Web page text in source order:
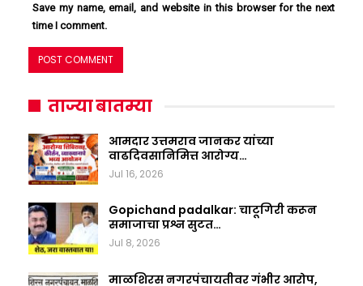
Save my name, email, and website in this browser for the next
time I comment.
ताज्या बातम्या
आमदार उत्तमराव जानकर यांच्या
वाढदिवसानिमित्त आरोग्य…
Jul 16, 2026
Gopichand padalkar: चाटूगिरी करून
समाजाचा प्रश्न सुटत…
Jul 8, 2026
माळशिरस नगरपंचायतीवर गंभीर आरोप,